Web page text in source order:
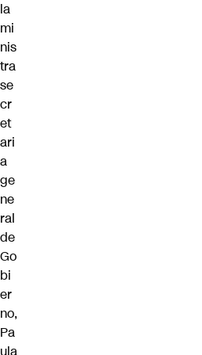
la
mi
nis
tra
se
cr
et
ari
a
ge
ne
ral
de
Go
bi
er
no,
Pa
ula